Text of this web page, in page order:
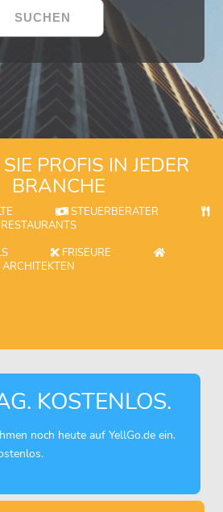
PROFIS IN JEDER
BRANCHE
STEUERBERATER
RESTAURANTS
FRISEURE
ARCHITEKTEN
KOSTENLOS.
noch heute auf YellGo.de ein.